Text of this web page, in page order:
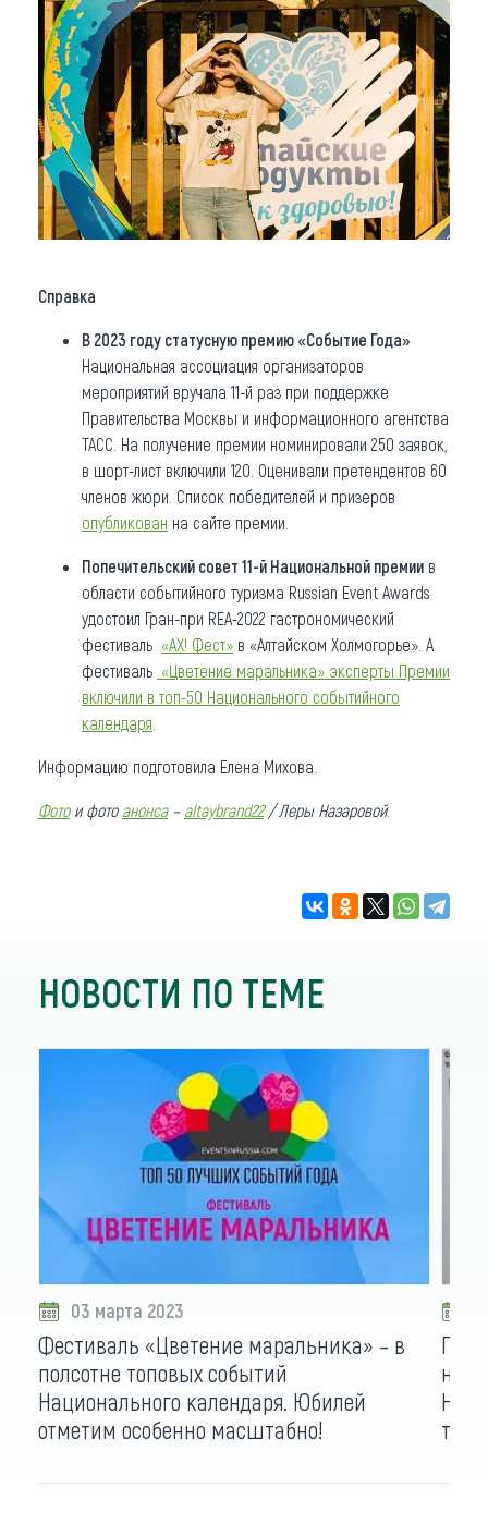
Справка
В 2023 году статусную премию «Событие Года»
Национальная ассоциация организаторов
мероприятий вручала 11-й раз при поддержке
Правительства Москвы и информационного агентства
ТАСС. На получение премии номинировали 250 заявок,
в шорт-лист включили 120. Оценивали претендентов 60
членов жюри. Список победителей и призеров
опубликован на сайте премии.
Попечительский совет 11-й Национальной премии в
области событийного туризма Russian Event Awards
удостоил Гран-при REA-2022 гастрономический
фестиваль «АХ! Фест» в «Алтайском Холмогорье». А
фестиваль «Цветение маральника» эксперты Премии
включили в топ-50 Национального событийного
календаря
Информацию подготовила Елена Михова.
Фотои фото анонса– altaybrand22/ Леры Назаровой.
НОВОСТИ ПО ТЕМЕ
03 марта 2023
Фестиваль «Цветение маральника» – в
полсотне топовых событий
Национального календаря. Юбилей
отметим особенно масштабно!